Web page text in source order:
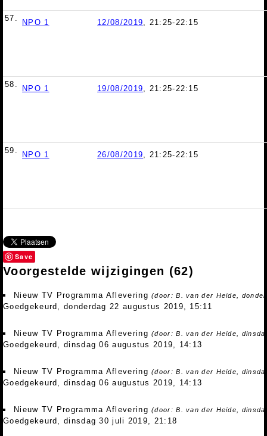
57. NPO 1 12/08/2019, 21:25-22:15
58. NPO 1 19/08/2019, 21:25-22:15
59. NPO 1 26/08/2019, 21:25-22:15
Save
Voorgestelde wijzigingen (62)
Nieuw TV Programma Aflevering(door: B. van der Heide,
Goedgekeurd, donderdag 22 augustus 2019, 15:11
Nieuw TV Programma Aflevering(door: B. van der Heide,
Goedgekeurd, dinsdag 06 augustus 2019, 14:13
Nieuw TV Programma Aflevering(door: B. van der Heide,
Goedgekeurd, dinsdag 06 augustus 2019, 14:13
Nieuw TV Programma Aflevering(door: B. van der Heide,
Goedgekeurd, dinsdag 30 juli 2019, 21:18